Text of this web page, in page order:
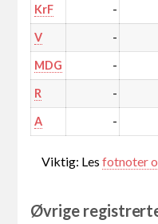
KrF -
V -
MDG -
R -
A -
Viktig: Lesfotnoter
Øvrige